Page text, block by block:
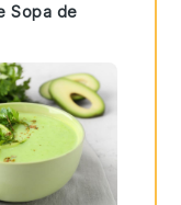
Sopa de